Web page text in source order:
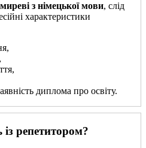
з німецької мови, слід
характеристики
диплома про освіту.
із репетитором?